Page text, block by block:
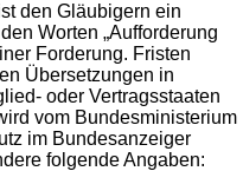
den Gläubigern ein
Worten „Aufforderung
Forderung. Fristen
Übersetzungen in
oder Vertragsstaaten
vom Bundesministerium
im Bundesanzeiger
folgende Angaben: